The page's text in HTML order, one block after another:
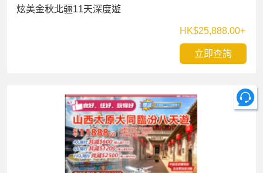
炫美金秋北疆11天深度遊
HK$25,888.00+
立即查詢